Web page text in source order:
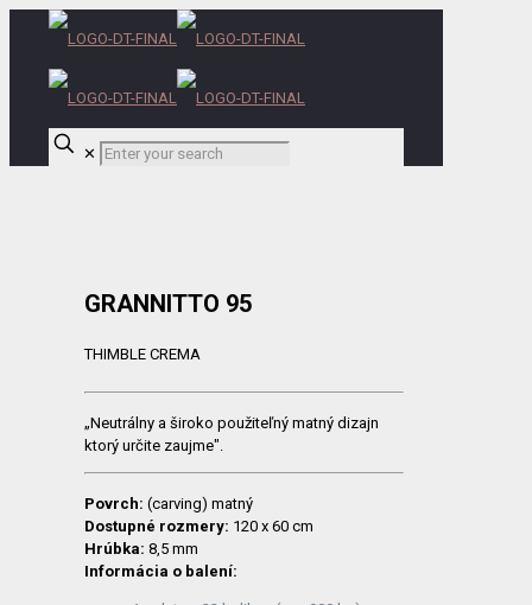
✕
GRANNITTO 95
THIMBLE CREMA
„Neutrálny a široko použiteľný matný dizajn
ktorý určite zaujme".
Povrch: (carving) matný
Dostupné rozmery: 120 x 60 cm
Hrúbka: 8,5 mm
Informácia o balení: